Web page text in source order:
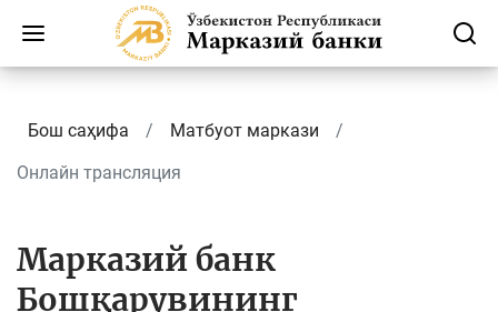
Бош саҳифа
Матбуот маркази
Онлайн трансляция
Марказий банк
Бошқарувининг